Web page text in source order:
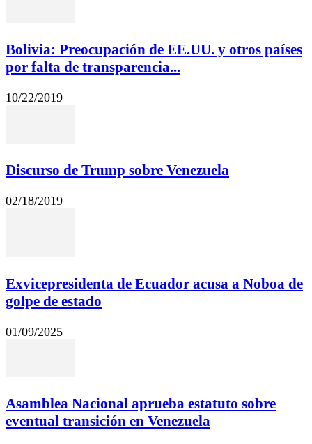
Bolivia: Preocupación de EE.UU. y otros países
por falta de transparencia...
10/22/2019
Discurso de Trump sobre Venezuela
02/18/2019
Exvicepresidenta de Ecuador acusa a Noboa de
golpe de estado
01/09/2025
Asamblea Nacional aprueba estatuto sobre
eventual transición en Venezuela